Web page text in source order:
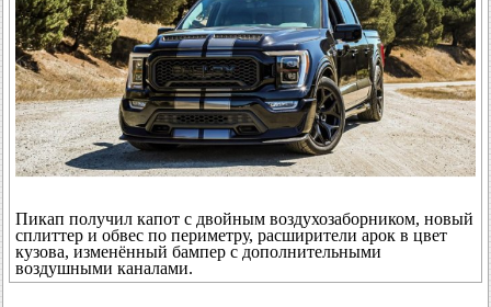
Пикап получил капот с двойным воздухозаборником, новый
сплиттер и обвес по периметру, расширители арок в цвет
кузова, изменённый бампер с дополнительными
воздушными каналами.